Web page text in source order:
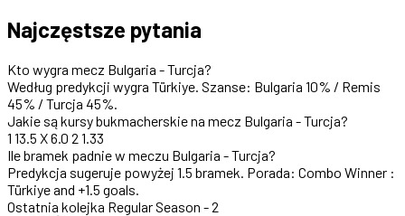
Najczęstsze pytania
Kto wygra mecz Bulgaria - Turcja?
Według predykcji wygra Türkiye. Szanse: Bulgaria 10% / Remis
45% / Turcja 45%.
Jakie są kursy bukmacherskie na mecz Bulgaria - Turcja?
1 13.5 X6.0 2 1.33
Ile bramek padnie w meczu Bulgaria - Turcja?
Predykcja sugeruje powyżej 1.5 bramek. Porada: Combo Winner :
Türkiye and +1.5 goals.
Ostatnia kolejka Regular Season - 2